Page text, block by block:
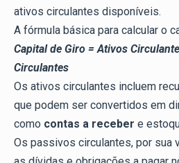
ativos circulantes disponíveis.
A fórmula básica para calcular o
Capital de Giro = Ativos
Circulantes
Os ativos circulantes incluem
que podem ser convertidos em
como contas a receber e
Os passivos circulantes, por sua